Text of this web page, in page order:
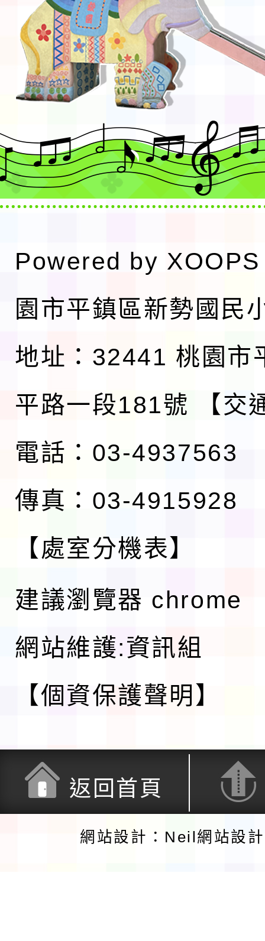
Powered by XOOPS
園市平鎮區新勢國民
地址：32441 桃園市
平路一段181號
【交
電話：03-4937563
傳真：03-4915928
【處室分機表】
建議瀏覽器 chrome
網站維護:資訊組
【個資保護聲明】
返回首頁
網站設計：Neil網站設